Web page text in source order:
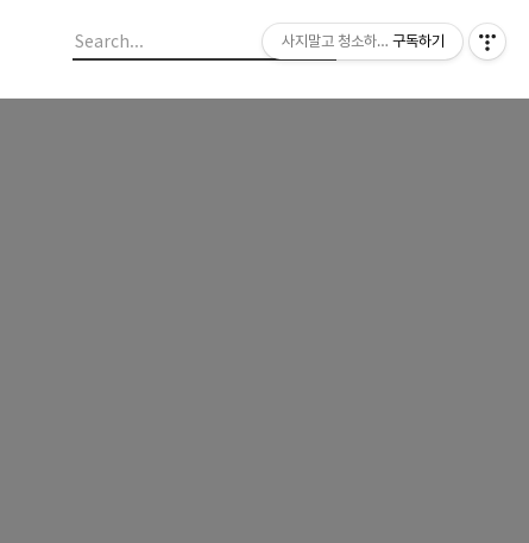
사지말고 청소하라 이모썬의 청소법
구독하기